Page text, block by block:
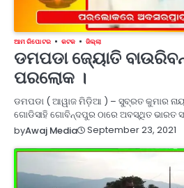
ଆମ ରିପୋଟର କଟକ ଜିଲ୍ଲା
ଡମପଡା ଜ୍ୟୋତି
ପରଲୋକ ।
ଡମପଡା ( ଆୱାଜ ମିଡ଼ିଆ ) – ସୁବ୍ରତ କୁମାର
ଗୋଡିସାହି ଗୋବିନ୍ଦପୁର ଠାରେ ଅବସ୍ଥିତ
byAwaj Media September 23, 2021